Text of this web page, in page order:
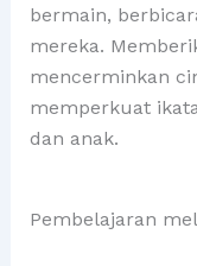
bermain,
mereka.
mencerminkan
memperkuat
dan anak.
Pembelajaran